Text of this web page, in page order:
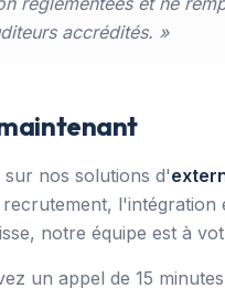
accrédités. »
nos solutions d'
notre équipe est à
un appel de 15